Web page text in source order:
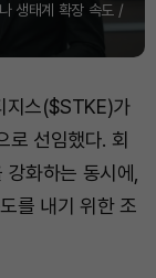
생태계 확장 속도 /
지스($STKE)가
선임했다. 회
화하는 동시에,
를 내기 위한 조